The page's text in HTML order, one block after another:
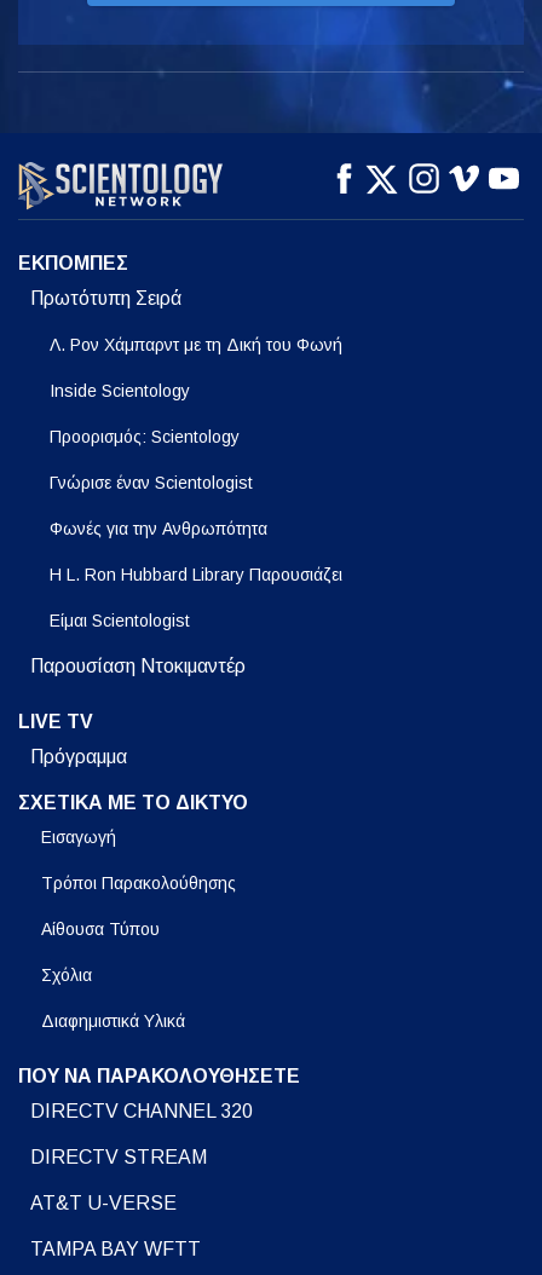
ΕΚΠΟΜΠΕΣ
Πρωτότυπη Σειρά
Λ. Ρον Χάμπαρντ με τη Δική του Φωνή
Inside Scientology
Προορισμός: Scientology
Γνώρισε έναν Scientologist
Φωνές για την Ανθρωπότητα
Η L. Ron Hubbard Library Παρουσιάζει
Είμαι Scientologist
Παρουσίαση Ντοκιμαντέρ
LIVE TV
Πρόγραμμα
ΣΧΕΤΙΚΑ ΜΕ ΤΟ ΔΙΚΤΥΟ
Εισαγωγή
Τρόποι Παρακολούθησης
Αίθουσα Τύπου
Σχόλια
Διαφημιστικά Υλικά
ΠΟΥ ΝΑ ΠΑΡΑΚΟΛΟΥΘΗΣΕΤΕ
DIRECTV CHANNEL 320
DIRECTV STREAM
AT&T U-VERSE
TAMPA BAY WFTT